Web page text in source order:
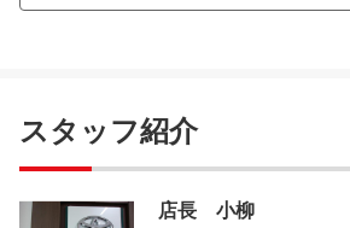
スタッフ紹介
店長 小柳